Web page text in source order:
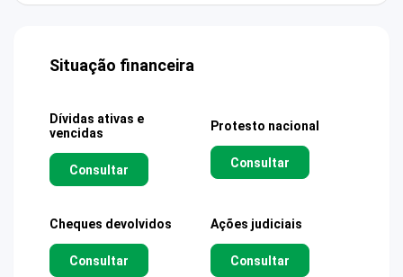
Situação financeira
Dívidas ativas e
vencidas
Consultar
Protesto nacional
Consultar
Cheques devolvidos
Consultar
Ações judiciais
Consultar